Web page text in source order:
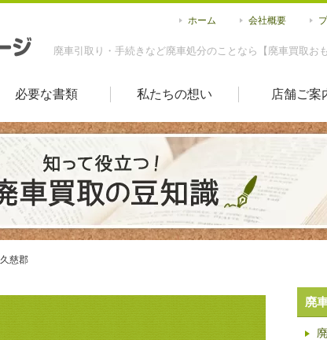
廃車引取り・手続きなど廃車処分のことなら【廃車買取お
ホーム 会社概要
必要な書類 私たちの想い 店舗ご案
久慈郡
廃